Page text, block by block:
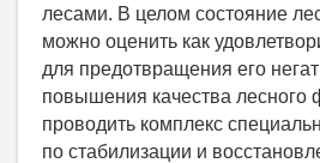
лесами. В целом состояние
можно оценить как
для предотвращения его
повышения качества лесного
проводить комплекс
по стабилизации и